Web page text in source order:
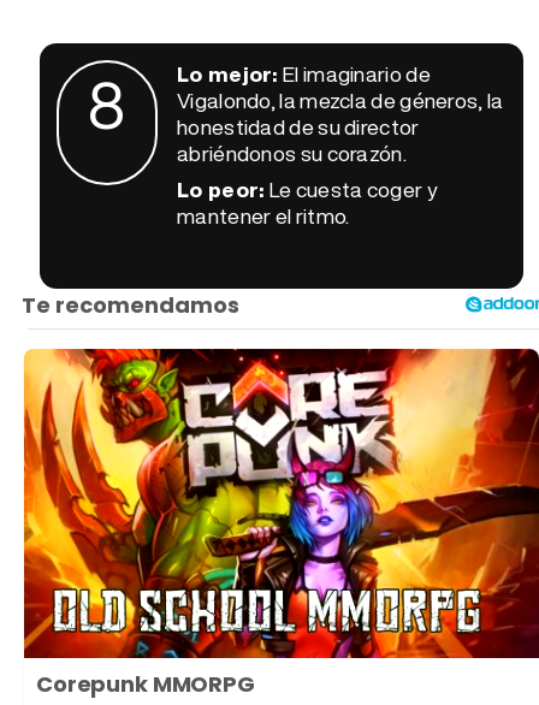
8 Lo mejor:El imaginario de
Vigalondo, la mezcla de géneros, la
honestidad de su director
abriéndonos su corazón.
Lo peor:Le cuesta coger y
mantener el ritmo.
Corepunk MMORPG